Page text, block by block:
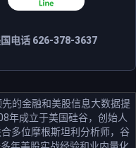
电话 626-378-3637
的金融和美股信息大数据提
年成立于美国硅谷，创始人
多位摩根斯坦利分析师，谷
年美股实战经验和业内量化